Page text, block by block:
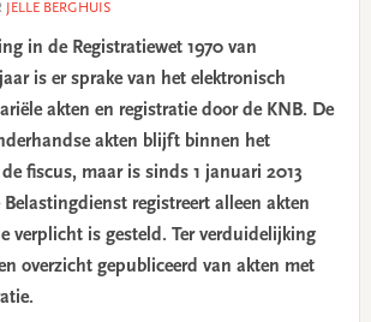
JELLE BERGHUIS
in de Registratiewet 1970 van
is er sprake van het elektronisch
akten en registratie door de KNB. De
akten blijft binnen het
fiscus, maar is sinds 1 januari 2013
Belastingdienst registreert alleen akten
verplicht is gesteld. Ter verduidelijking
overzicht gepubliceerd van akten met